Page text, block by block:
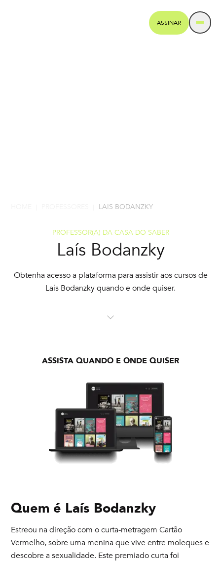
ASSINAR
LAIS BODANZKY
PROFESSOR(A) DA CASA DO SABER
Laís Bodanzky
Obtenha acesso a plataforma para assistir aos cursos de
Laís Bodanzky quando e onde quiser.
ASSISTA QUANDO E ONDE QUISER
Quem é Laís Bodanzky
Estreou na direção com o curta-metragem Cartão
Vermelho, sobre uma menina que vive entre moleques e
descobre a sexualidade. Este premiado curta foi